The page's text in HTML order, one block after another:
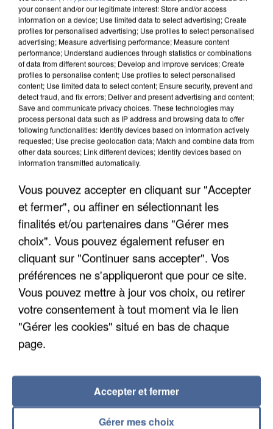
L’UN DES FONDATEURS SUPPOSÉS DE LA DZ
UN SECOND CADRE DE LA DZ MAFIA
INTERPELLÉ EN ALGÉRIE
your consent and/or our legitimate interest: Store and/or access
information on a device; Use limited data to select advertising; Create
profiles for personalised advertising; Use profiles to select personalised
advertising; Measure advertising performance; Measure content
performance; Understand audiences through statistics or combinations
of data from different sources; Develop and improve services; Create
profiles to personalise content; Use profiles to select personalised
content; Use limited data to select content; Ensure security, prevent and
detect fraud, and fix errors; Deliver and present advertising and content;
Save and communicate privacy choices. These technologies may
process personal data such as IP address and browsing data to offer
following functionalities: Identify devices based on information actively
requested; Use precise geolocation data; Match and combine data from
other data sources; Link different devices; Identify devices based on
information transmitted automatically.
Vous pouvez accepter en cliquant sur "Accepter
et fermer", ou affiner en sélectionnant les
finalités et/ou partenaires dans "Gérer mes
choix". Vous pouvez également refuser en
cliquant sur "Continuer sans accepter". Vos
préférences ne s'appliqueront que pour ce site.
Vous pouvez mettre à jour vos choix, ou retirer
votre consentement à tout moment via le lien
"Gérer les cookies" situé en bas de chaque
page.
Gérer mes choix
Accepter et fermer